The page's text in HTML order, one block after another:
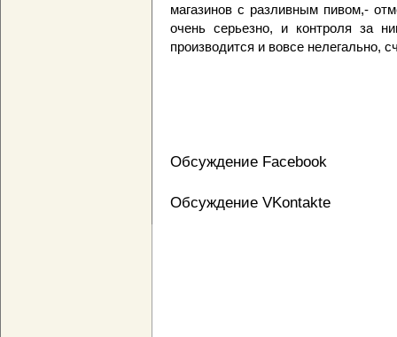
магазинов с разливным пивом,-
очень серьезно, и контроля за
производится и вовсе нелегально,
Обсуждение Facebook
Обсуждение VKontakte